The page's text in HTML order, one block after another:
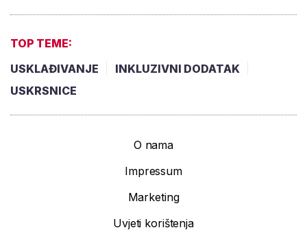
TOP TEME:
USKLAĐIVANJE
INKLUZIVNI DODATAK
USKRSNICE
O nama
Impressum
Marketing
Uvjeti korištenja